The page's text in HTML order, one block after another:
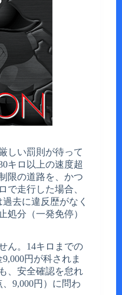
しい罰則が待って
キロ以上の速度超
限の道路を、かつ
で走行した場合、
去に違反歴がなく
処分（一発免停）
ん。14キロまでの
円が科されま
、安全確認を怠れ
9,000円）に問わ